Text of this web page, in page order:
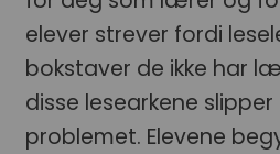
elever strever fordi
bokstaver de ikke har
disse lesearkene
problemet. Elevene